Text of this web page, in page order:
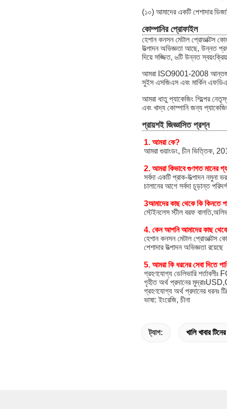
(১০) আমাদের একটি পেশাদার
কোম্পানির প্রোফাইল
হেশান কনসন মেটাল প্রোডাক্টস
উত্পাদন অভিজ্ঞতা আছে, উন্নত
দিয়ে সজ্জিত, ৬টি উন্নত স্বয়ংক্রিয়
আমরা ISO9001-2008
সুইস এসজিএস এবং মার্কিন এফডিএ
আমরা ধাতু প্যাকেজিং শিল্পের
এবং খাদ্য কোম্পানি জন্য
প্রায়শই জিজ্ঞাসিত প্রশ্ন
1. আমরা কে?
আমরা গুয়াংডং, চীন ভিত্তিক,
2. আমরা কিভাবে গুণগত মানের
সর্বদা একটি প্রাক-উত্পাদন নমুনা
চালানের আগে সর্বদা চূড়ান্ত
3আমাদের কাছ থেকে কি কিনতে
স্টেইনলেস স্টীল বরফ
4. কেন আপনি আমাদের কাছ থেকে
হেশান কনসন মেটাল প্রোডাক্টস
পেশাদার উত্পাদন অভিজ্ঞতা রয়েছে
5. আমরা কি ধরনের সেবা দিতে
গ্রহণযোগ্য ডেলিভারি
গৃহীত অর্থ প্রদানের
গ্রহণযোগ্য অর্থ প্রদানের ধরনঃ
ভাষা: ইংরেজি, চীনা
ট্যাগ: খালি খাবার